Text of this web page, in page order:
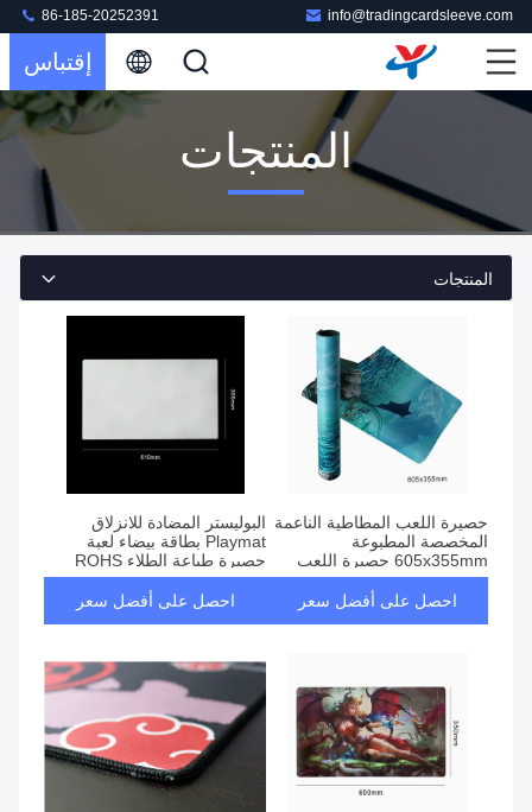
info@tradingcardsleeve.com
86-185-20252391
إقتباس
المنتجات
المنتجات
حصيرة اللعب المطاطية الناعمة
المخصصة المطبوعة
605x355mm حصيرة اللعب
الفنية SGS
احصل على أفضل سعر
البوليستر المضادة للانزلاق
Playmat بطاقة بيضاء لعبة
حصيرة طباعة الطلاء ROHS
احصل على أفضل سعر